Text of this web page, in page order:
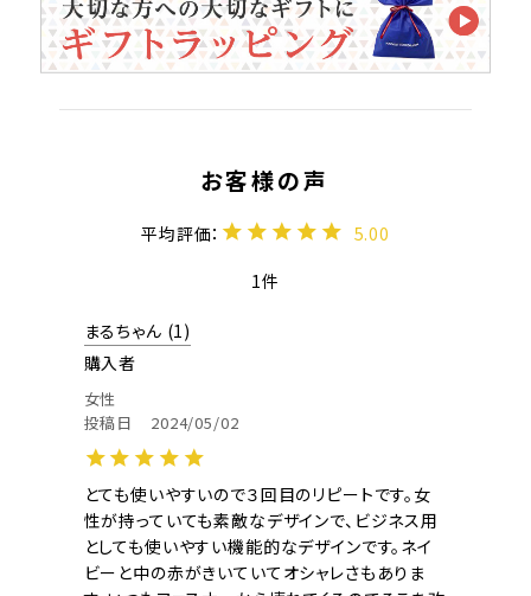
5.00
1
まるちゃん 1
購入者
女性
投稿日
2024/05/02
とても使いやすいので３回目のリピートです。女
性が持っていても素敵なデザインで、ビジネス用
としても使いやすい機能的なデザインです。ネイ
ビーと中の赤がきいていてオシャレさもありま